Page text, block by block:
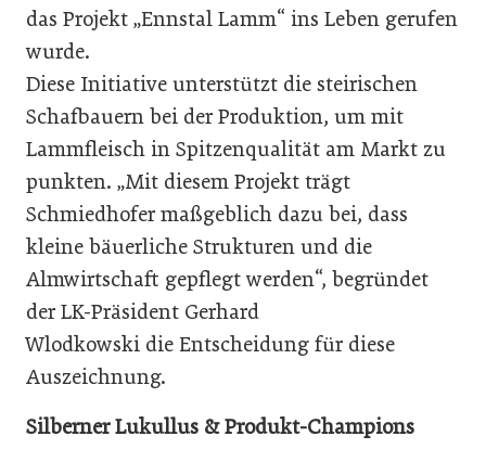
das Projekt „Ennstal Lamm“ ins Leben gerufen
wurde.
Diese Initiative unterstützt die steirischen
Schafbauern bei der Produktion, um mit
Lammfleisch in Spitzenqualität am Markt zu
punkten. „Mit diesem Projekt trägt
Schmiedhofer maßgeblich dazu bei, dass
kleine bäuerliche Strukturen und die
Almwirtschaft gepflegt werden“, begründet
der LK-Präsident Gerhard
Wlodkowski die Entscheidung für diese
Auszeichnung.
Silberner Lukullus & Produkt-Champions